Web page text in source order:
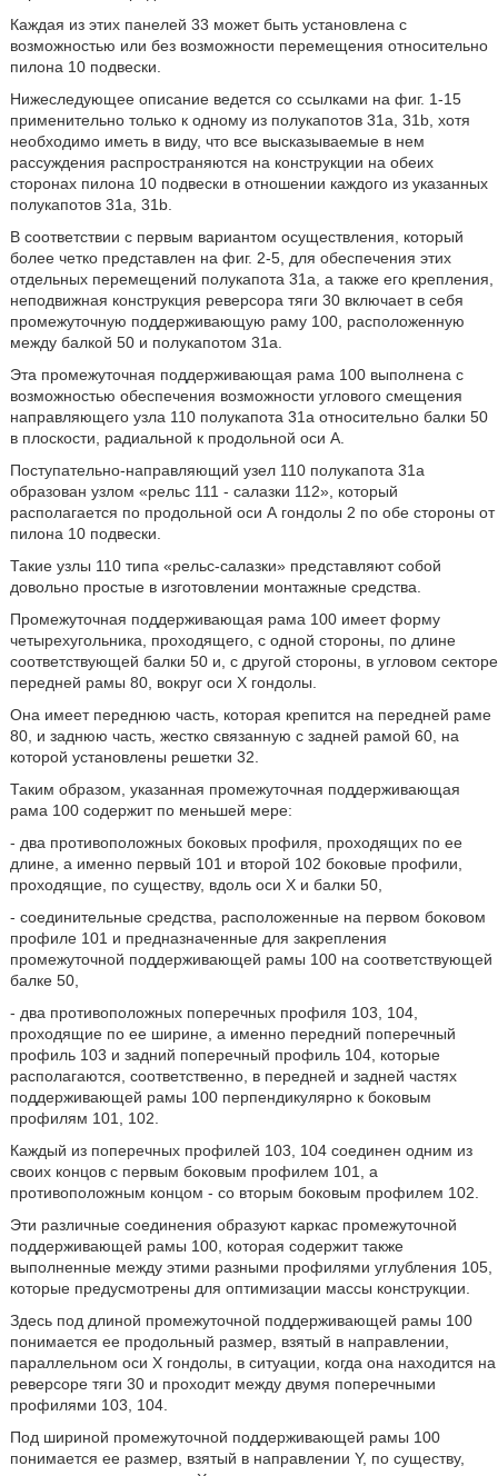
Каждая из этих панелей 33 может быть установлена с
возможностью или без возможности перемещения относительно
пилона 10 подвески.
Нижеследующее описание ведется со ссылками на фиг. 1-15
применительно только к одному из полукапотов 31а, 31b, хотя
необходимо иметь в виду, что все высказываемые в нем
рассуждения распространяются на конструкции на обеих
сторонах пилона 10 подвески в отношении каждого из указанных
полукапотов 31а, 31b.
В соответствии с первым вариантом осуществления, который
более четко представлен на фиг. 2-5, для обеспечения этих
отдельных перемещений полукапота 31а, а также его крепления,
неподвижная конструкция реверсора тяги 30 включает в себя
промежуточную поддерживающую раму 100, расположенную
между балкой 50 и полукапотом 31а.
Эта промежуточная поддерживающая рама 100 выполнена с
возможностью обеспечения возможности углового смещения
направляющего узла 110 полукапота 31а относительно балки 50
в плоскости, радиальной к продольной оси А.
Поступательно-направляющий узел 110 полукапота 31а
образован узлом «рельс 111 - салазки 112», который
располагается по продольной оси А гондолы 2 по обе стороны от
пилона 10 подвески.
Такие узлы 110 типа «рельс-салазки» представляют собой
довольно простые в изготовлении монтажные средства.
Промежуточная поддерживающая рама 100 имеет форму
четырехугольника, проходящего, с одной стороны, по длине
соответствующей балки 50 и, с другой стороны, в угловом секторе
передней рамы 80, вокруг оси X гондолы.
Она имеет переднюю часть, которая крепится на передней раме
80, и заднюю часть, жестко связанную с задней рамой 60, на
которой установлены решетки 32.
Таким образом, указанная промежуточная поддерживающая
рама 100 содержит по меньшей мере:
- два противоположных боковых профиля, проходящих по ее
длине, а именно первый 101 и второй 102 боковые профили,
проходящие, по существу, вдоль оси X и балки 50,
- соединительные средства, расположенные на первом боковом
профиле 101 и предназначенные для закрепления
промежуточной поддерживающей рамы 100 на соответствующей
балке 50,
- два противоположных поперечных профиля 103, 104,
проходящие по ее ширине, а именно передний поперечный
профиль 103 и задний поперечный профиль 104, которые
располагаются, соответственно, в передней и задней частях
поддерживающей рамы 100 перпендикулярно к боковым
профилям 101, 102.
Каждый из поперечных профилей 103, 104 соединен одним из
своих концов с первым боковым профилем 101, а
противоположным концом - со вторым боковым профилем 102.
Эти различные соединения образуют каркас промежуточной
поддерживающей рамы 100, которая содержит также
выполненные между этими разными профилями углубления 105,
которые предусмотрены для оптимизации массы конструкции.
Здесь под длиной промежуточной поддерживающей рамы 100
понимается ее продольный размер, взятый в направлении,
параллельном оси X гондолы, в ситуации, когда она находится на
реверсоре тяги 30 и проходит между двумя поперечными
профилями 103, 104.
Под шириной промежуточной поддерживающей рамы 100
понимается ее размер, взятый в направлении Y, по существу,